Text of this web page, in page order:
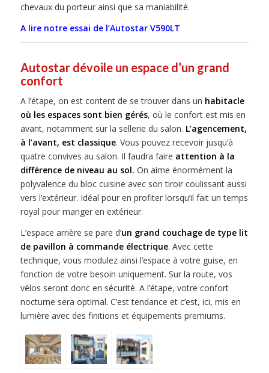
chevaux du porteur ainsi que sa maniabilité.
A lire notre essai de l’Autostar V590LT
Autostar dévoile un espace d’un grand
confort
A l’étape, on est content de se trouver dans un habitacle
où les espaces sont bien gérés, où le confort est mis en
avant, notamment sur la sellerie du salon. L’agencement,
à l’avant, est classique. Vous pouvez recevoir jusqu’à
quatre convives au salon. Il faudra faire attention à la
différence de niveau au sol. On aime énormément la
polyvalence du bloc cuisine avec son tiroir coulissant aussi
vers l’extérieur. Idéal pour en profiter lorsqu’il fait un temps
royal pour manger en extérieur.
L’espace arrière se pare d’un grand couchage de type lit
de pavillon à commande électrique. Avec cette
technique, vous modulez ainsi l’espace à votre guise, en
fonction de votre besoin uniquement. Sur la route, vos
vélos seront donc en sécurité. A l’étape, votre confort
nocturne sera optimal. C’est tendance et c’est, ici, mis en
lumière avec des finitions et équipements premiums.